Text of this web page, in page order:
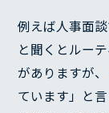
例えば人事面
と聞くとルー
がありますが
ています」と